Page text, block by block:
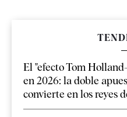
El "efecto Tom
en 2026: la doble
convierte en los reyes